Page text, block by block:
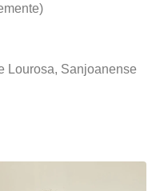
Lourosa, Sanjoanense